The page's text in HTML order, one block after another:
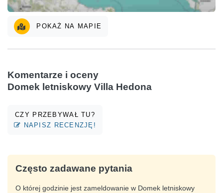
POKAŻ NA MAPIE
Komentarze i oceny
Domek letniskowy Villa Hedona
CZY PRZEBYWAŁ TU?
NAPISZ RECENZJĘ!
Często zadawane pytania
O której godzinie jest zameldowanie w Domek letniskowy